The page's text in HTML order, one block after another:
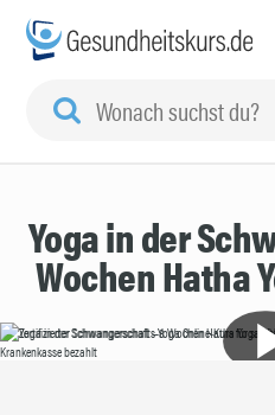
Yoga in der
Wochen Hatha